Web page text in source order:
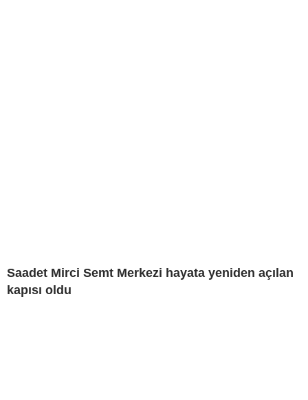
Saadet Mirci Semt Merkezi hayata yeniden açılan
kapısı oldu